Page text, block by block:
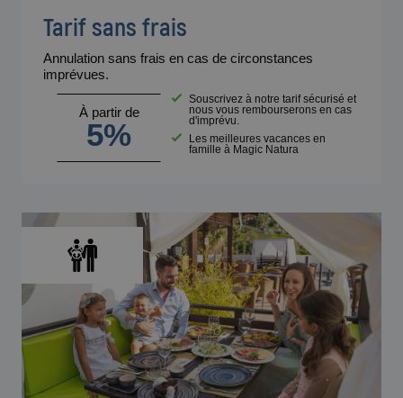
Tarif sans frais
Annulation sans frais en cas de circonstances
imprévues.
À partir de
5%
Souscrivez à notre tarif sécurisé et
nous vous rembourserons en cas
d'imprévu.
Les meilleures vacances en
famille à Magic Natura